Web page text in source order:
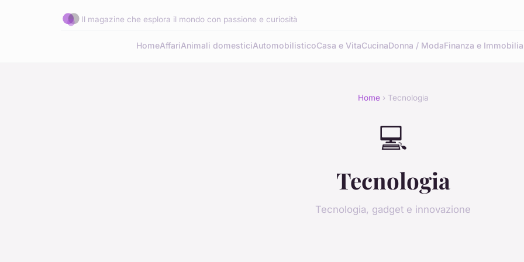
Il magazine che esplora il mondo con passione e curiosità
HomeAffariAnimali domesticiAutomobilisticoCasa e VitaCucinaDonna / ModaFinanza e
Home› Tecnologia
💻
Tecnologia
Tecnologia, gadget e innovazione